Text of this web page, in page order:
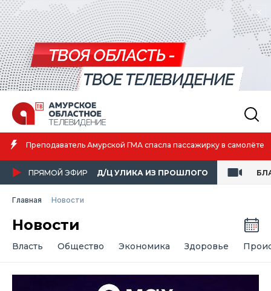
Амурская спортсменка выиграла первенство России по
атлетике
ПРЯМОЙ ЭФИР Д/Ц УЛИКА ИЗ ПРОШЛОГО
Главная Новости
Новости
Власть Общество Экономика Здоровье